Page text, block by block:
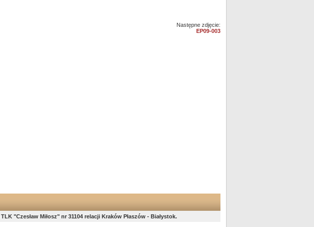
Następne zdjęcie:
EP09-003
TLK "Czesław Miłosz" nr 31104 relacji Kraków Płaszów - Białystok.